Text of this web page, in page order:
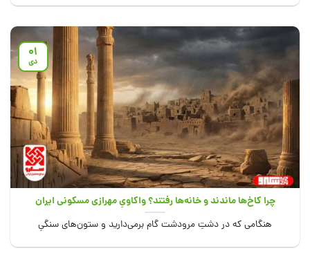
چرا کاخ‌ها ماندند و خانه‌ها رفتند؟ واکاویِ مهرازی مسکونی ایران
هنگامی که در دشتِ مرودشت گام برمی‌دارید و ستون‌های سنگیِ
01
دی